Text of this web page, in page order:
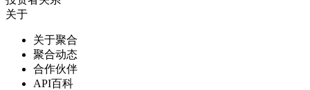
关于
关于聚合
聚合动态
合作伙伴
API百科